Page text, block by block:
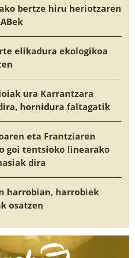
bertze hiru heriotzaren
elikadura ekologikoa
ura Karrantzara
hornidura faltagatik
eta Frantziaren
goi tentsioko linearako
dira
harrobian, harrobiek
osatzen